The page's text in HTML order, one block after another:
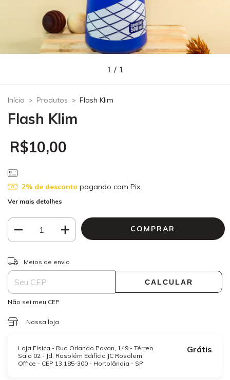
1 / 1
Início > Produtos > Flash Klim
Flash Klim
R$10,00
2% de desconto pagando com Pix
Ver mais detalhes
Entregas para o CEP:
Meios de envio
CALCULAR
Não sei meu CEP
Nossa loja
Loja Física - Rua Orlando Pavan, 149 - Térreo
Sala 02 - Jd. Rosolém Edifício JC Rosolem
Office - CEP 13.185-300 - Hortolândia - SP
Grátis